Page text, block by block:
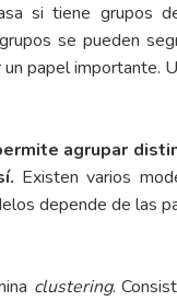
si tiene grupos
se pueden
papel importante.
agrupar
Existen varios
depende de las
clustering.